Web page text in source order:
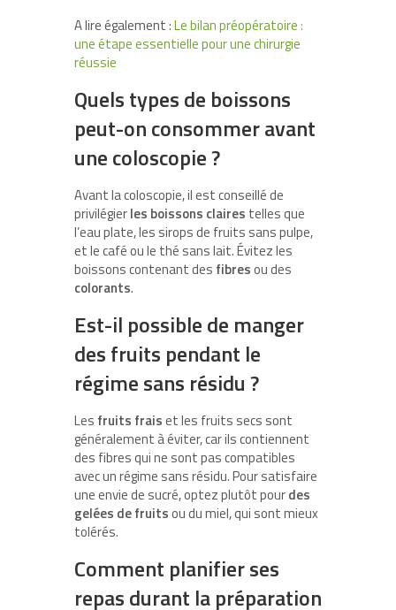
A lire également :Le bilan préopératoire :
une étape essentielle pour une chirurgie
réussie
Quels types de boissons
peut-on consommer avant
une coloscopie ?
Avant la coloscopie, il est conseillé de
privilégierles boissons claires telles que
l’eau plate, les sirops de fruits sans pulpe,
et le café ou le thé sans lait. Évitez les
boissons contenant des fibresou des
colorants.
Est-il possible de manger
des fruits pendant le
régime sans résidu ?
Les fruits fraiset les fruits secs sont
généralement à éviter, car ils contiennent
des fibres qui ne sont pas compatibles
avec un régime sans résidu. Pour satisfaire
une envie de sucré, optez plutôt pourdes
gelées de fruitsou du miel, qui sont mieux
tolérés.
Comment planifier ses
repas durant la préparation